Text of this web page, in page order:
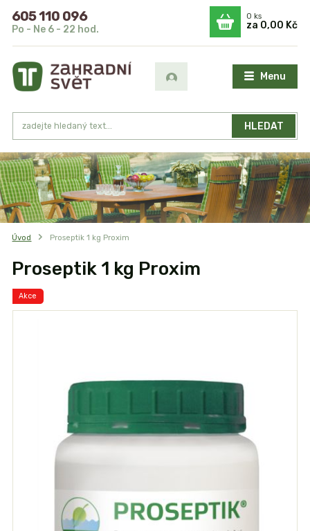
Menu
HLEDAT
605 110 096
Po - Ne 6 - 22 hod.
0ks
za 0,00 Kč
Úvod Proseptik 1 kg Proxim
Proseptik 1 kg Proxim
Akce